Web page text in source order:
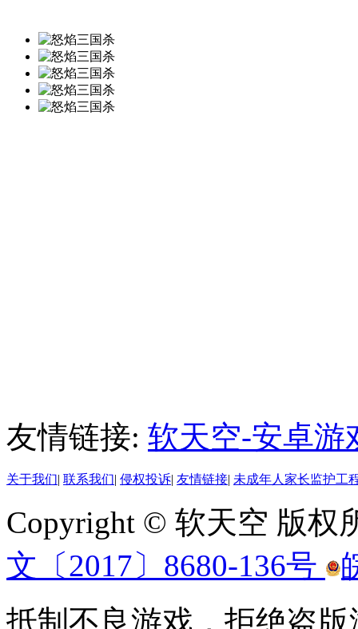
友情链接: 软天空-安卓游
关于我们| 联系我们| 侵权投诉| 友情链接| 未成年人家长监护工
Copyright © 软天空 版权
文〔2017〕8680-136号
抵制不良游戏，拒绝盗